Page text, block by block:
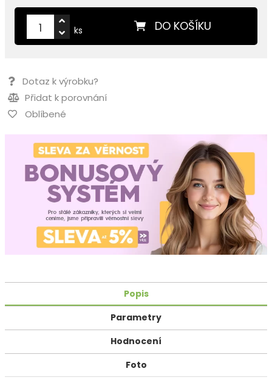
DO KOŠÍKU
ks
Dotaz k výrobku?
Přidat k porovnání
Oblíbené
Popis
Parametry
Hodnocení
Foto